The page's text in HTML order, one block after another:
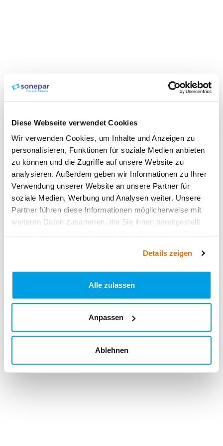
Diese Webseite verwendet Cookies
Wir verwenden Cookies, um Inhalte und Anzeigen zu
personalisieren, Funktionen für soziale Medien anbieten
zu können und die Zugriffe auf unsere Website zu
analysieren. Außerdem geben wir Informationen zu Ihrer
Verwendung unserer Website an unsere Partner für
soziale Medien, Werbung und Analysen weiter. Unsere
Partner führen diese Informationen möglicherweise mit
weiteren Daten zusammen, die Sie ihnen bereitgestellt
Details zeigen
Alle zulassen
Anpassen
Ablehnen